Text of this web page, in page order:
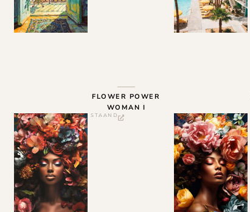
FLOWER POWER
WOMAN I
STAAND